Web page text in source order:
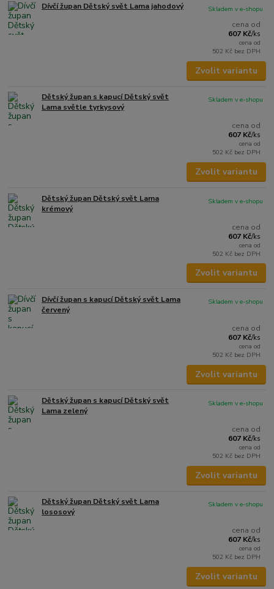
Dívčí župan Dětský svět Lama jahodový
cena od
607 Kč/ks
cena od
502 Kč bez DPH
Skladem v e-shopu
Zvolit variantu
Dětský župan s kapucí Dětský svět
Lama světle tyrkysový
cena od
607 Kč/ks
cena od
502 Kč bez DPH
Skladem v e-shopu
Zvolit variantu
Dětský župan Dětský svět Lama
krémový
cena od
607 Kč/ks
cena od
502 Kč bez DPH
Skladem v e-shopu
Zvolit variantu
Dívčí župan s kapucí Dětský svět Lama
červený
cena od
607 Kč/ks
cena od
502 Kč bez DPH
Skladem v e-shopu
Zvolit variantu
Dětský župan s kapucí Dětský svět
Lama zelený
cena od
607 Kč/ks
cena od
502 Kč bez DPH
Skladem v e-shopu
Zvolit variantu
Dětský župan Dětský svět Lama
lososový
cena od
607 Kč/ks
cena od
502 Kč bez DPH
Skladem v e-shopu
Zvolit variantu